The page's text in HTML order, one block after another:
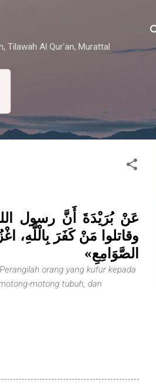
Tilawah Al Qur'an, Murattal
عَنْ بُرَيْدَةَ أَنَّ رسول
وقاتلوا مَنْ كَفَرَ بِالْلَّهِ،
الصَّوَامِعِ»
orang yang kufur kepada
motong tubuh, dan